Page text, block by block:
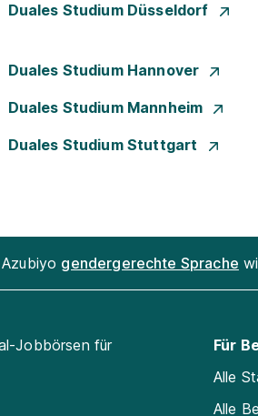
Duales Studium Düsseldorf
Duales Studium Hannover
Duales Studium Mannheim
Duales Studium Stuttgart
gendergerechte Sprache
Jobbörsen für
Für
Alle
Alle